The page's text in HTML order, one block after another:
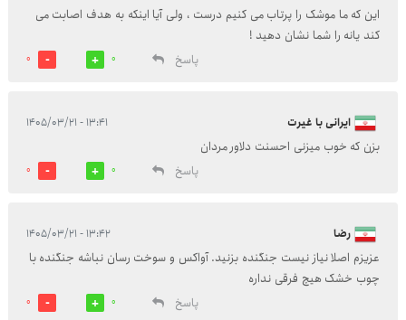
این که ما موشک را پرتاب می کنیم درست ، ولی آیا اینکه به هدف اصابت می
کند یانه را شما نشان دهید !
پاسخ
0
0
ایرانی با غیرت ۱۳:۴۱ - ۱۴۰۵/۰۳/۲۱
بزن که خوب میزنی احسنت دلاور مردان
پاسخ
0
0
رضا ۱۳:۴۲ - ۱۴۰۵/۰۳/۲۱
عزیزم اصلا نیاز نیست جنگنده بزنید. آواکس و سوخت رسان نباشه جنگنده با
چوب خشک هیچ فرقی نداره
پاسخ
0
0